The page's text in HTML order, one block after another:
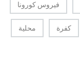
فيروس كورونا
كفرة محلية